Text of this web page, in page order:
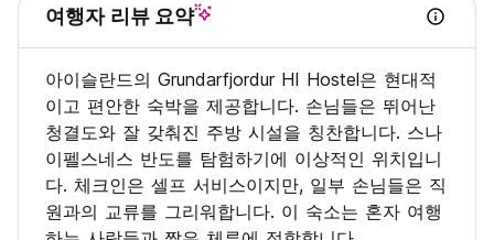
여행자 리뷰 요약
아이슬란드의 Grundarfjordur HI Hostel은 현대적
이고 편안한 숙박을 제공합니다. 손님들은 뛰어난
청결도와 잘 갖춰진 주방 시설을 칭찬합니다. 스나
이펠스네스 반도를 탐험하기에 이상적인 위치입니
다. 체크인은 셀프 서비스이지만, 일부 손님들은 직
원과의 교류를 그리워합니다. 이 숙소는 혼자 여행